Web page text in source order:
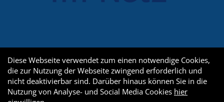
Diese Webseite verwendet zum einen notwendige Cookies,
die zur Nutzung der Webseite zwingend erforderlich und
nicht deaktivierbar sind. Darüber hinaus können Sie in die
Nutzung von Analyse- und Social Media Cookies hier